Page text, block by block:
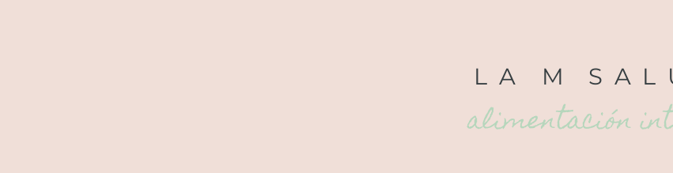
LA M
alimentación